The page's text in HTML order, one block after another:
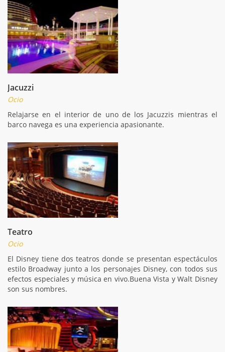
Jacuzzi
Ocio
Relajarse en el interior de uno de los Jacuzzis mientras el
barco navega es una experiencia apasionante.
Teatro
Ocio
El Disney tiene dos teatros donde se presentan espectáculos
estilo Broadway junto a los personajes Disney, con todos sus
efectos especiales y música en vivo.Buena Vista y Walt Disney
son sus nombres.